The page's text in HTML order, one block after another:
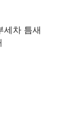
세차 틈새